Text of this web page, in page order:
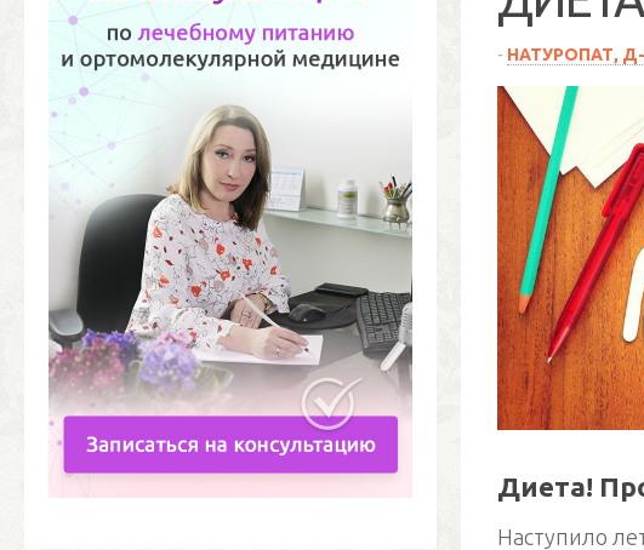
- НАТУРОПАТ,
Диета!
Наступило